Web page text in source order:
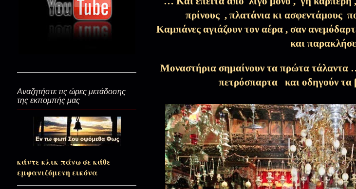
Την παρακαταθήκην των Χαιρετισμών φύλαξον…
Η απαρχή των συμβοώντων βαστάζων…
Το Φως και το σκοτάδι...(Κυριακή της Ορθοδοξίας)
Ξεναγός στον Παράδεισο…(+π.Στέφανος Αναγνωστόπουλος)
Κοιτάω μέσα μου βαθιά(Ξεκινά η Σαρακοστή…)
πρίνους , πλατάνια κι ασφεντάμους
Καμπάνες αγιάζουν τον αέρα , σαν
και
Μοναστήρια σημαίνουν τα πρώτα τάλαντα
πετρόσπαρτα και οδηγούν
Αναζητήστε τις ώρες μετάδοσης
της εκπομπής μας
κάντε κλικ πάνω σε κάθε
εμφανιζόμενη εικόνα